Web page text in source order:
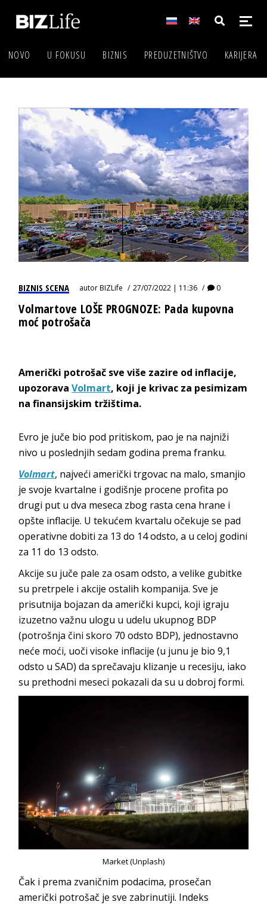
NOVO U FOKUSU BIZNIS PREDUZETNIŠTVO KARIJERA
BIZNIS SCENA autorBIZLife 27/07/2022 | 11:36 0
Volmartove LOŠE PROGNOZE: Pada kupovna
moć potrošača
Američki potrošač sve više zazire od inflacije,
upozoravaVolmart, koji je krivac za pesimizam
na finansijskim tržištima.
Evro je juče bio pod pritiskom, pao je na najniži
nivo u poslednjih sedam godina prema franku.
Volmart, najveći američki trgovac na malo, smanjio
je svoje kvartalne i godišnje procene profita po
drugi put u dva meseca zbog rasta cena hrane i
opšte inflacije. U tekućem kvartalu očekuje se pad
operativne dobiti za 13 do 14 odsto, a u celoj godini
za 11 do 13 odsto.
Akcije su juče pale za osam odsto, a velike gubitke
su pretrpele i akcije ostalih kompanija. Sve je
prisutnija bojazan da američki kupci, koji igraju
izuzetno važnu ulogu u udelu ukupnog BDP
(potrošnja čini skoro 70 odsto BDP), jednostavno
neće moći, uoči visoke inflacije (u junu je bio 9,1
odsto u SAD) da sprečavaju klizanje u recesiju, iako
su prethodni meseci pokazali da su u dobroj formi.
Market (Unplash)
Čak i prema zvaničnim podacima, prosečan
američki potrošač je sve zabrinutiji. Indeks